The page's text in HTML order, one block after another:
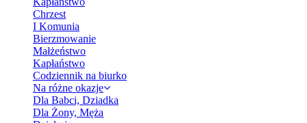
Chrzest
I Komunia
Bierzmowanie
Małżeństwo
Kapłaństwo
Codziennik na biurko
Na różne okazje
Dla Babci, Dziadka
Dla Żony, Męża